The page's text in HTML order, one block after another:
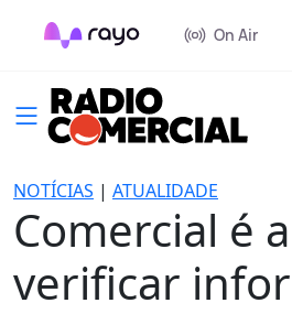
On Air
NOTÍCIAS | ATUALIDADE
Comercial é
verificar